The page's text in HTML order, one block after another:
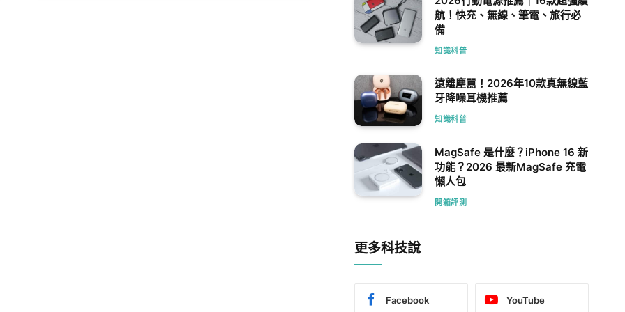
航！快充、無線、筆電、旅行必
備
知識科普
遠離塵囂！2026年10款真無線藍
牙降噪耳機推薦
知識科普
MagSafe 是什麼？iPhone 16 新
功能？2026 最新MagSafe 充電
懶人包
開箱評測
更多科技說
Facebook YouTube